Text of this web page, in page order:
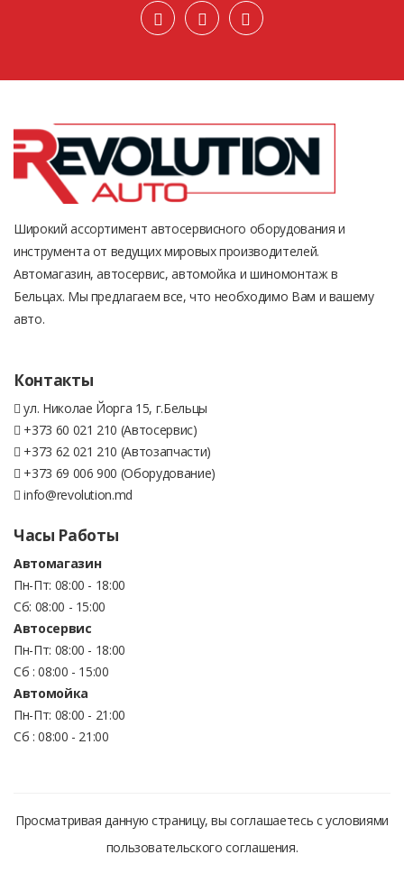
Широкий ассортимент автосервисного оборудования и
инструмента от ведущих мировых производителей.
Автомагазин, автосервис, автомойка и шиномонтаж в
Бельцах. Мы предлагаем все, что необходимо Вам и вашему
авто.
Контакты
ул. Николае Йорга 15, г.Бельцы
+373 60 021 210 (Автосервис)
+373 62 021 210 (Автозапчасти)
+373 69 006 900 (Оборудование)
info@revolution.md
Часы Работы
Автомагазин
Пн-Пт: 08:00 - 18:00
Сб: 08:00 - 15:00
Автосервис
Пн-Пт: 08:00 - 18:00
Сб : 08:00 - 15:00
Автомойка
Пн-Пт: 08:00 - 21:00
Сб : 08:00 - 21:00
Просматривая данную страницу, вы соглашаетесь с условиями
пользовательского соглашения.